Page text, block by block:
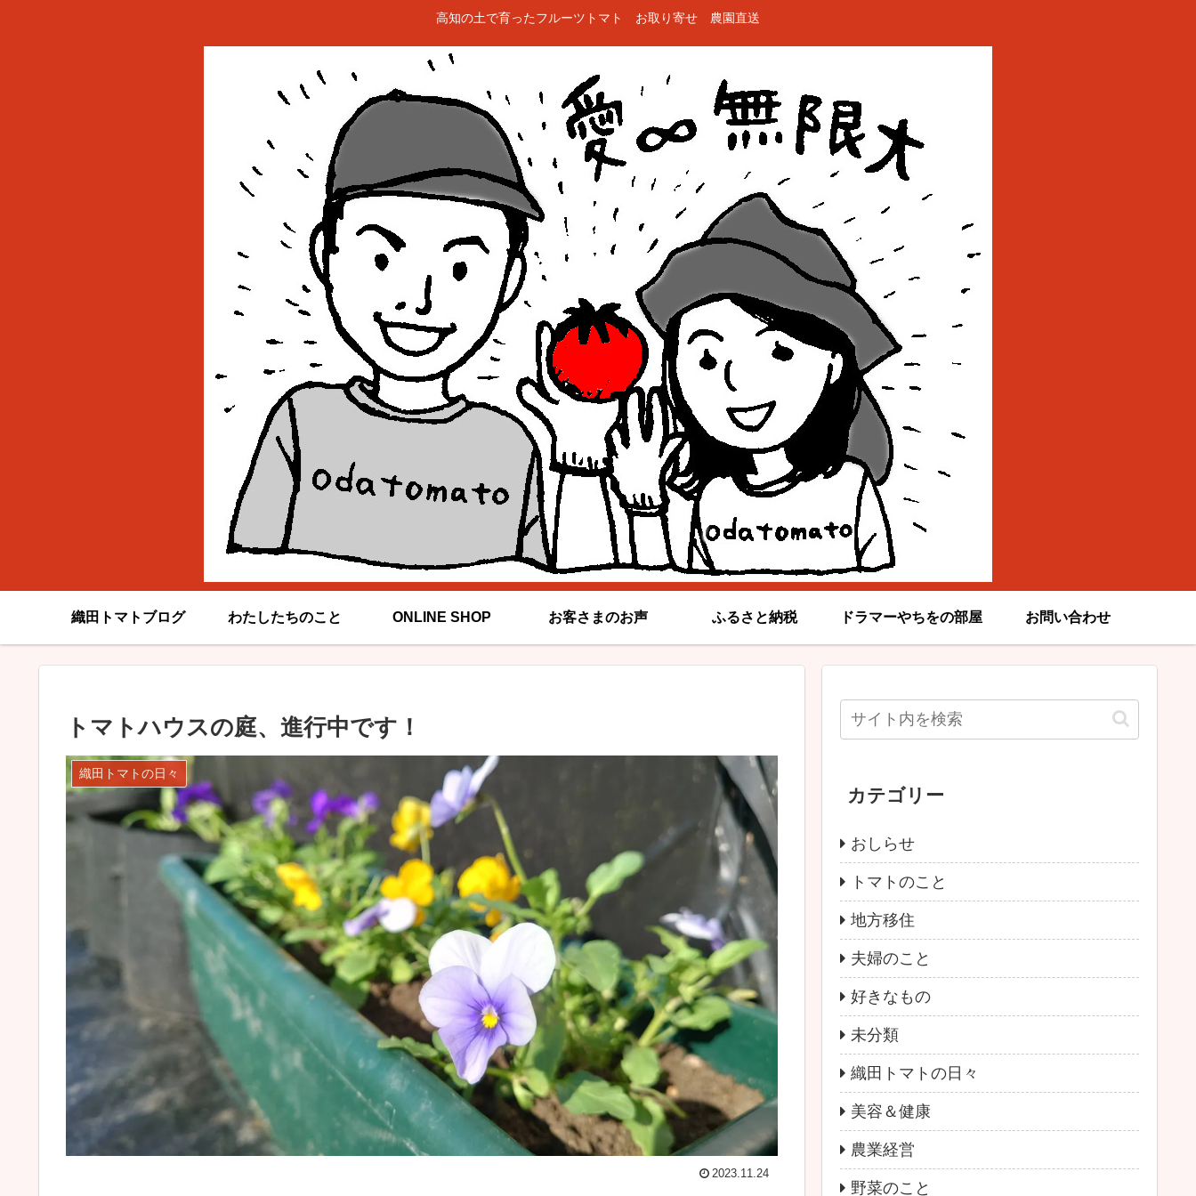
高知の土で育ったフルーツトマト お取り寄せ 農園直送
織田トマトブログ わたしたちのこと ONLINE SHOP お客さまのお声 ふるさと納税 ドラマーやちをの部屋 お問い合わせ
トマトハウスの庭、進行中です！
織田トマトの日々
2023.11.24
カテゴリー
おしらせ
トマトのこと
地方移住
夫婦のこと
好きなもの
未分類
織田トマトの日々
美容＆健康
農業経営
野菜のこと